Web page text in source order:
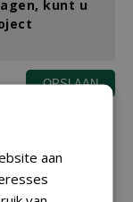
kunt u
aan